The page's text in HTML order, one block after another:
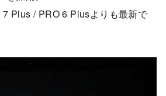
Plus / PRO 6 Plusよりも最新で